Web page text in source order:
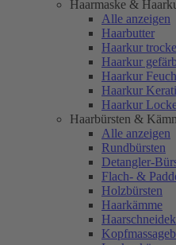
Haarmaske &
Alle anzeigen
Haarbutter
Haarkur
Haarkur
Haarkur
Haarkur
Haarkur
Haarbürsten &
Alle anzeigen
Rundbürsten
Detangler-
Flach- &
Holzbürsten
Haarkämme